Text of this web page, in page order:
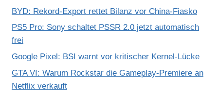
BYD: Rekord-Export rettet Bilanz vor China-Fiasko
PS5 Pro: Sony schaltet PSSR 2.0 jetzt automatisch
frei
Google Pixel: BSI warnt vor kritischer Kernel-Lücke
GTA VI: Warum Rockstar die Gameplay-Premiere an
Netflix verkauft